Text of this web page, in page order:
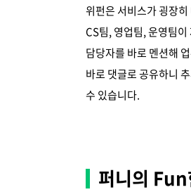
위펀은 서비스가 굉장
CS팀, 영업팀, 운영팀
담당자를 바로 멘션해
바로 댓글로 공유하니
수 있습니다.
퍼니의 Fun